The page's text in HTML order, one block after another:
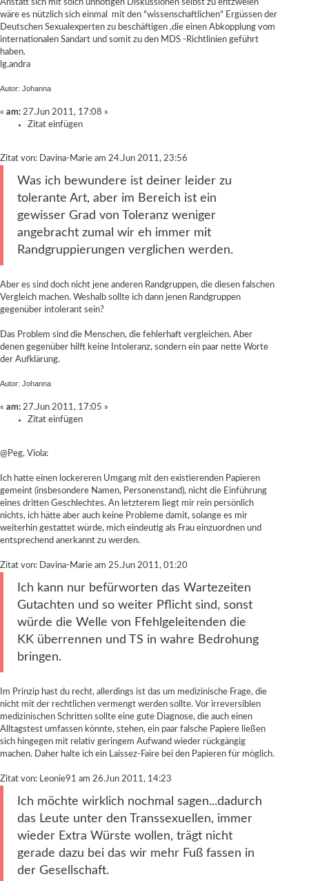
Anstatt sich mit solch unnötigen Diskussionen selbst zu entzweien
wäre es nützlich sich einmal mit den "wissenschaftlichen" Ergüssen der
Deutschen Sexualexperten zu beschäftigen ,die einen Abkopplung vom
internationalen Sandart und somit zu den MDS -Richtlinien geführt
haben.
lg.andra
Autor: Johanna
« am: 27.Jun 2011, 17:08 »
Zitat einfügen
Zitat von: Davina-Marie am 24.Jun 2011, 23:56
Was ich bewundere ist deiner leider zu
tolerante Art, aber im Bereich ist ein
gewisser Grad von Toleranz weniger
angebracht zumal wir eh immer mit
Randgruppierungen verglichen werden.
Aber es sind doch nicht jene anderen Randgruppen, die diesen falschen
Vergleich machen. Weshalb sollte ich dann jenen Randgruppen
gegenüber intolerant sein?
Das Problem sind die Menschen, die fehlerhaft vergleichen. Aber
denen gegenüber hilft keine Intoleranz, sondern ein paar nette Worte
der Aufklärung.
Autor: Johanna
« am: 27.Jun 2011, 17:05 »
Zitat einfügen
@Peg, Viola:
Ich hatte einen lockereren Umgang mit den existierenden Papieren
gemeint (insbesondere Namen, Personenstand), nicht die Einführung
eines dritten Geschlechtes. An letzterem liegt mir rein persönlich
nichts, ich hätte aber auch keine Probleme damit, solange es mir
weiterhin gestattet würde, mich eindeutig als Frau einzuordnen und
entsprechend anerkannt zu werden.
Zitat von: Davina-Marie am 25.Jun 2011, 01:20
Ich kann nur befürworten das Wartezeiten
Gutachten und so weiter Pflicht sind, sonst
würde die Welle von Ffehlgeleitenden die
KK überrennen und TS in wahre Bedrohung
bringen.
Im Prinzip hast du recht, allerdings ist das um medizinische Frage, die
nicht mit der rechtlichen vermengt werden sollte. Vor irreversiblen
medizinischen Schritten sollte eine gute Diagnose, die auch einen
Alltagstest umfassen könnte, stehen, ein paar falsche Papiere ließen
sich hingegen mit relativ geringem Aufwand wieder rückgängig
machen. Daher halte ich ein Laissez-Faire bei den Papieren für möglich.
Zitat von: Leonie91 am 26.Jun 2011, 14:23
Ich möchte wirklich nochmal sagen...dadurch
das Leute unter den Transsexuellen, immer
wieder Extra Würste wollen, trägt nicht
gerade dazu bei das wir mehr Fuß fassen in
der Gesellschaft.